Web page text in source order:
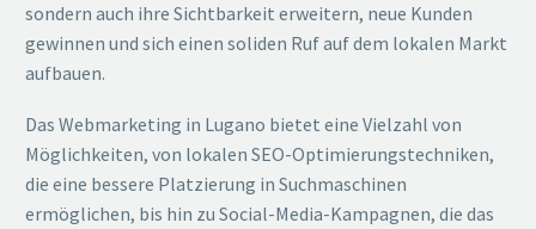
sondern auch ihre Sichtbarkeit erweitern, neue Kunden
gewinnen und sich einen soliden Ruf auf dem lokalen Markt
aufbauen.
Das Webmarketing in Lugano bietet eine Vielzahl von
Möglichkeiten, von lokalen SEO-Optimierungstechniken,
die eine bessere Platzierung in Suchmaschinen
ermöglichen, bis hin zu Social-Media-Kampagnen, die das